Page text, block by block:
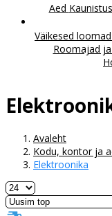
Aed
Väikesed loomad
Roomajad
Avaleht
Kodu, kontor ja
Elektroonika